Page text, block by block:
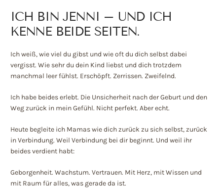
ICH BIN JENNI – UND ICH
KENNE BEIDE SEITEN.
Ich weiß, wie viel du gibst und wie oft du dich selbst dabei
vergisst. Wie sehr du dein Kind liebst und dich trotzdem
manchmal leer fühlst. Erschöpft. Zerrissen. Zweifelnd.
Ich habe beides erlebt. Die Unsicherheit nach der Geburt und den
Weg zurück in mein Gefühl. Nicht perfekt. Aber echt.
Heute begleite ich Mamas wie dich zurück zu sich selbst, zurück
in Verbindung. Weil Verbindung bei dir beginnt. Und weil ihr
beides verdient habt:
Geborgenheit. Wachstum. Vertrauen. Mit Herz, mit Wissen und
mit Raum für alles, was gerade da ist.